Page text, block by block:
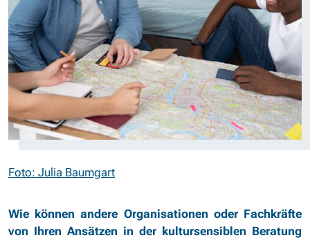
Foto: Julia Baumgart
Wie können andere Organisationen oder Fachkräfte
von Ihren Ansätzen in der kultursensiblen Beratung